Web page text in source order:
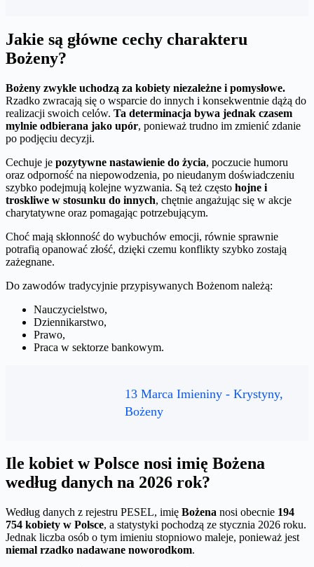
Jakie są główne cechy charakteru
Bożeny?
Bożeny zwykle uchodzą za kobiety niezależne i pomysłowe.
Rzadko zwracają się o wsparcie do innych i konsekwentnie dążą do
realizacji swoich celów. Ta determinacja bywa jednak czasem
mylnie odbierana jako upór, ponieważ trudno im zmienić zdanie
po podjęciu decyzji.
Cechuje je pozytywne nastawienie do życia, poczucie humoru
oraz odporność na niepowodzenia, po nieudanym doświadczeniu
szybko podejmują kolejne wyzwania. Są też często hojne i
troskliwe w stosunku do innych, chętnie angażując się w akcje
charytatywne oraz pomagając potrzebującym.
Choć mają skłonność do wybuchów emocji, równie sprawnie
potrafią opanować złość, dzięki czemu konflikty szybko zostają
zażegnane.
Do zawodów tradycyjnie przypisywanych Bożenom należą:
Nauczycielstwo,
Dziennikarstwo,
Prawo,
Praca w sektorze bankowym.
13 Marca Imieniny - Krystyny,
Bożeny
Ile kobiet w Polsce nosi imię Bożena
według danych na 2026 rok?
Według danych z rejestru PESEL, imię Bożena nosi obecnie 194
754 kobiety w Polsce, a statystyki pochodzą ze stycznia 2026 roku.
Jednak liczba osób o tym imieniu stopniowo maleje, ponieważ jest
niemal rzadko nadawane noworodkom.